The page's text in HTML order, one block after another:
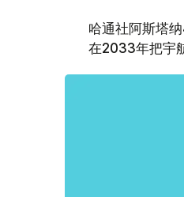
哈通社阿斯塔
在2033年把宇